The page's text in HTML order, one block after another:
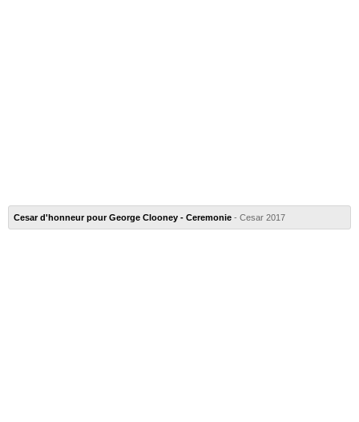
Cesar d'honneur pour George Clooney - Ceremonie - Cesar 2017